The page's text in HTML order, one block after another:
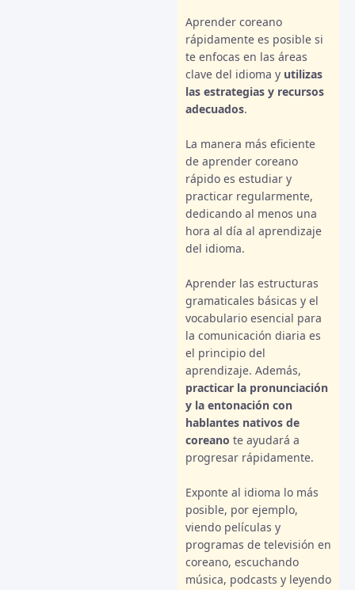
Aprender coreano
rápidamente es posible si
te enfocas en las áreas
clave del idioma y utilizas
las estrategias y recursos
adecuados.
La manera más eficiente
de aprender coreano
rápido es estudiar y
practicar regularmente,
dedicando al menos una
hora al día al aprendizaje
del idioma.
Aprender las estructuras
gramaticales básicas y el
vocabulario esencial para
la comunicación diaria es
el principio del
aprendizaje. Además,
practicar la pronunciación
y la entonación con
hablantes nativos de
coreano te ayudará a
progresar rápidamente.
Exponte al idioma lo más
posible, por ejemplo,
viendo películas y
programas de televisión en
coreano, escuchando
música, podcasts y leyendo